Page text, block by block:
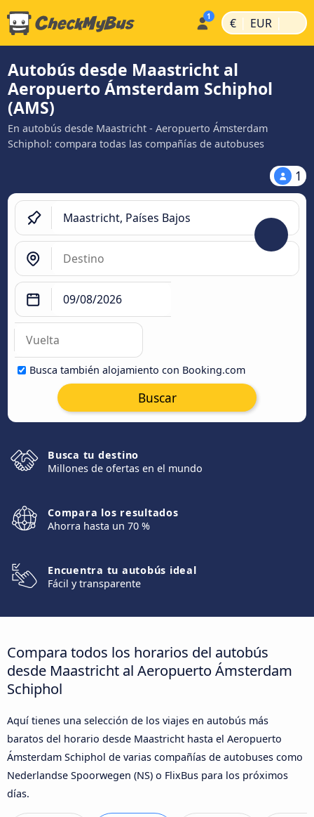
€ | EUR |
Autobús desde Maastricht al
Aeropuerto Ámsterdam Schiphol
(AMS)
En autobús desde Maastricht - Aeropuerto Ámsterdam
Schiphol: compara todas las compañías de autobuses
1
Busca también alojamiento con Booking.com
Buscar
Busca tu destino
Millones de ofertas en el mundo
Compara los resultados
Ahorra hasta un 70 %
Encuentra tu autobús ideal
Fácil y transparente
Compara todos los horarios del autobús
desde Maastricht al Aeropuerto Ámsterdam
Schiphol
Aquí tienes una selección de los viajes en autobús más
baratos del horario desde Maastricht hasta el Aeropuerto
Ámsterdam Schiphol de varias compañías de autobuses como
Nederlandse Spoorwegen (NS) o FlixBus para los próximos
días.